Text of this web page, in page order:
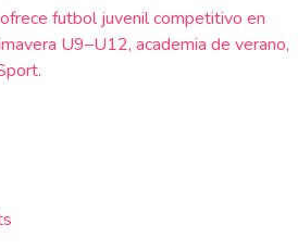
futbol juvenil competitivo en
U9–U12, academia de verano,